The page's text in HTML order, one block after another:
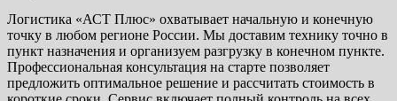
Логистика «АСТ Плюс» охватывает начальную и конечную
точку в любом регионе России. Мы доставим технику точно в
пункт назначения и организуем разгрузку в конечном пункте.
Профессиональная консультация на старте позволяет
предложить оптимальное решение и рассчитать стоимость в